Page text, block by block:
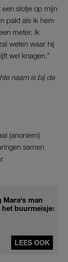
slotje op mijn
pakt als ik hem
meter. Ik
weten waar hij
wel knagen.”
naam is bij de
(anoniem)
samen
Mara's man
buurmeisje:
LEES OOK